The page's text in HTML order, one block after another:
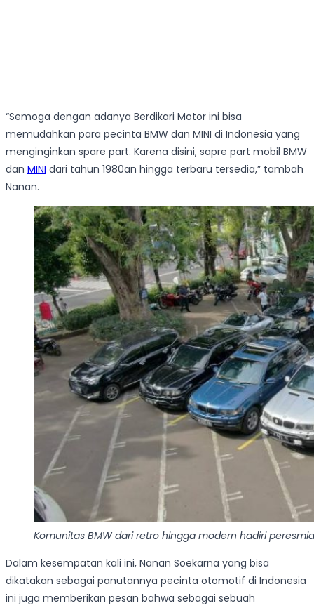
“Semoga dengan adanya Berdikari Motor ini bisa
memudahkan para pecinta BMW dan MINI di Indonesia yang
menginginkan spare part. Karena disini, sapre part mobil BMW
dan MINI dari tahun 1980an hingga terbaru tersedia,” tambah
Nanan.
Komunitas BMW dari retro hingga modern hadiri
Dalam kesempatan kali ini, Nanan Soekarna yang bisa
dikatakan sebagai panutannya pecinta otomotif di Indonesia
ini juga memberikan pesan bahwa sebagai sebuah